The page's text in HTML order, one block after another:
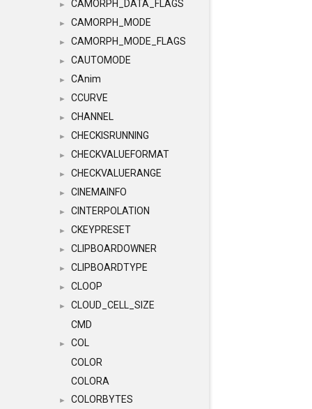
► CAMORPH_DATA_FLAGS
► CAMORPH_MODE
► CAMORPH_MODE_FLAGS
► CAUTOMODE
► CAnim
► CCURVE
► CHANNEL
► CHECKISRUNNING
► CHECKVALUEFORMAT
► CHECKVALUERANGE
► CINEMAINFO
► CINTERPOLATION
► CKEYPRESET
► CLIPBOARDOWNER
► CLIPBOARDTYPE
► CLOOP
►
CLOUD_CELL_SIZE
CMD
►
COL
COLOR
COLORA
► COLORBYTES